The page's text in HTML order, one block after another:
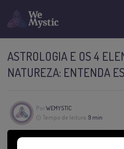
ASTROLOGIA E OS 4
NATUREZA: ENTENDA
PorWEMYSTIC
Tempo de leitura: 9 min